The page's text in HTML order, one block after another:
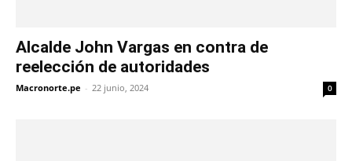
Alcalde John Vargas en contra de
reelección de autoridades
Macronorte.pe - 22 junio, 2024 0